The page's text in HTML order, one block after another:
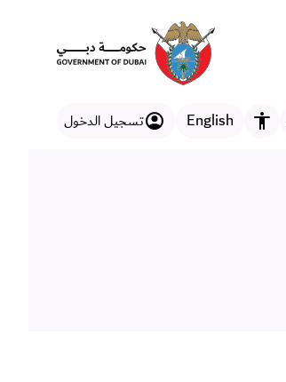
مزايا إمكانية الوصول
English تسجيل الدخول